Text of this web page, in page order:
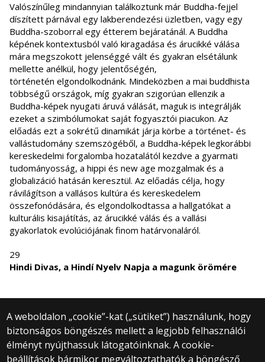
Valószínűleg mindannyian találkoztunk már Buddha-fejjel
díszített párnával egy lakberendezési üzletben, vagy egy
Buddha-szoborral egy étterem bejáratánál. A Buddha
képének kontextusból való kiragadása és árucikké válása
mára megszokott jelenséggé vált és gyakran elsétálunk
mellette anélkül, hogy jelentőségén,
történetén elgondolkodnánk. Mindeközben a mai buddhista
többségű országok, míg gyakran szigorúan ellenzik a
Buddha-képek nyugati áruvá válását, maguk is integrálják
ezeket a szimbólumokat saját fogyasztói piacukon. Az
előadás ezt a sokrétű dinamikát járja körbe a történet- és
vallástudomány szemszögéből, a Buddha-képek legkorábbi
kereskedelmi forgalomba hozatalától kezdve a gyarmati
tudományosság, a hippi és new age mozgalmak és a
globalizáció hatásán keresztül. Az előadás célja, hogy
rávilágítson a vallásos kultúra és kereskedelem
összefonódására, és elgondolkodtassa a hallgatókat a
kulturális kisajátítás, az árucikké válás és a vallási
gyakorlatok evolúciójának finom határvonaláról.
29
Hindi Divas, a Hindí Nyelv Napja a magunk örömére
A weboldalon „cookie”-kat („sütiket”) használunk, hogy
biztonságos böngészés mellett a legjobb felhasználói
élményt nyújthassuk látogatóinknak. A cookie-
beállítások bármikor megváltoztathatók a böngésző
© 2025 Eötvös Loránd Tudományegyetem
Minden jog fenntartva.
1053 Budapest, Egyetem tér 1–3.